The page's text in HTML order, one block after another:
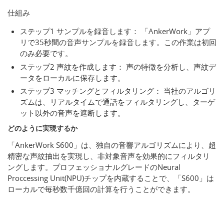
仕組み
ステップ1 サンプルを録音します： 「AnkerWork」アプ
リで35秒間の音声サンプルを録音します。この作業は初回
のみ必要です。
ステップ2 声紋を作成します： 声の特徴を分析し、声紋デ
ータをローカルに保存します。
ステップ3 マッチングとフィルタリング： 当社のアルゴリ
ズムは、リアルタイムで通話をフィルタリングし、ターゲ
ット以外の音声を遮断します。
どのように実現するか
「AnkerWork S600」は、独自の音響アルゴリズムにより、超
精密な声紋抽出を実現し、非対象音声を効果的にフィルタリ
ングします。プロフェッショナルグレードのNeural
Proccessing Unit(NPU)チップを内蔵することで、「S600」は
ローカルで毎秒数千億回の計算を行うことができます。